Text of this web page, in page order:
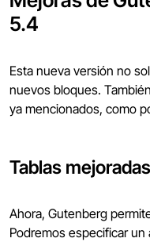
5.4
Esta nueva versión no
nuevos bloques.
ya mencionados, como
Tablas mejoradas
Ahora, Gutenberg
Podremos especificar